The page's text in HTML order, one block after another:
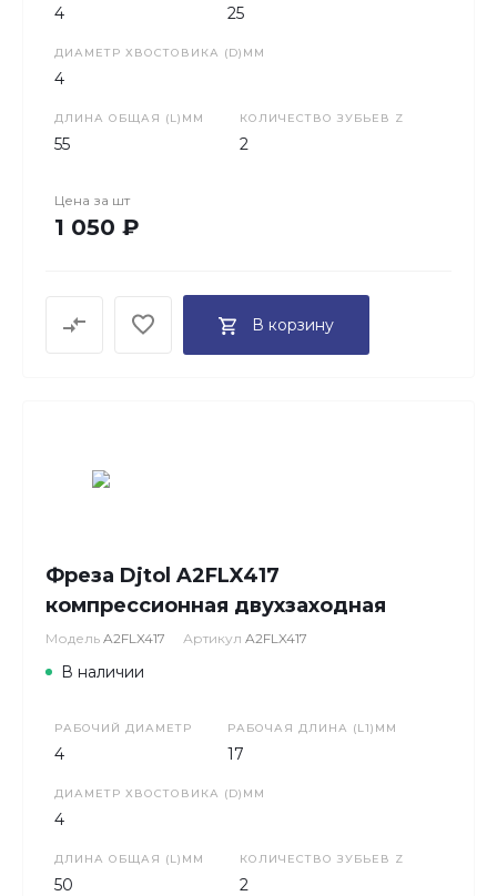
4 25
ДИАМЕТР ХВОСТОВИКА (D)ММ
4
ДЛИНА ОБЩАЯ (L)ММ
55
КОЛИЧЕСТВО ЗУБЬЕВ Z
2
Цена за шт
1 050 ₽
В корзину
Фреза Djtol A2FLX417
компрессионная двухзаходная
Модель A2FLX417 Артикул A2FLX417
В наличии
РАБОЧИЙ ДИАМЕТР
4
РАБОЧАЯ ДЛИНА (L1)ММ
17
ДИАМЕТР ХВОСТОВИКА (D)ММ
4
ДЛИНА ОБЩАЯ (L)ММ
50
КОЛИЧЕСТВО ЗУБЬЕВ Z
2